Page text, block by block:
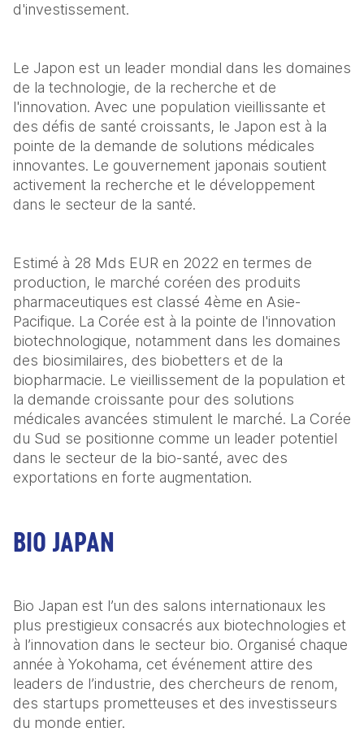
d'investissement.
Le Japon est un leader mondial dans les domaines
de la technologie, de la recherche et de
l'innovation. Avec une population vieillissante et
des défis de santé croissants, le Japon est à la
pointe de la demande de solutions médicales
innovantes. Le gouvernement japonais soutient
activement la recherche et le développement
dans le secteur de la santé.
Estimé à 28 Mds EUR en 2022 en termes de
production, le marché coréen des produits
pharmaceutiques est classé 4ème en Asie-
Pacifique. La Corée est à la pointe de l'innovation
biotechnologique, notamment dans les domaines
des biosimilaires, des biobetters et de la
biopharmacie. Le vieillissement de la population et
la demande croissante pour des solutions
médicales avancées stimulent le marché. La Corée
du Sud se positionne comme un leader potentiel
dans le secteur de la bio-santé, avec des
exportations en forte augmentation.
BIO JAPAN
Bio Japan est l’un des salons internationaux les
plus prestigieux consacrés aux biotechnologies et
à l’innovation dans le secteur bio. Organisé chaque
année à Yokohama, cet événement attire des
leaders de l’industrie, des chercheurs de renom,
des startups prometteuses et des investisseurs
du monde entier.